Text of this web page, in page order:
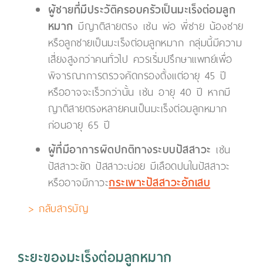
ผู้ชายที่มีประวัติครอบครัวเป็นมะเร็งต่อมลูก
หมาก มีญาติสายตรง เช่น พ่อ พี่ชาย น้องชาย
หรือลูกชายเป็นมะเร็งต่อมลูกหมาก กลุ่มนี้มีความ
เสี่ยงสูงกว่าคนทั่วไป ควรเริ่มปรึกษาแพทย์เพื่อ
พิจารณาการตรวจคัดกรองตั้งแต่อายุ 45 ปี
หรืออาจจะเร็วกว่านั้น เช่น อายุ 40 ปี หากมี
ญาติสายตรงหลายคนเป็นมะเร็งต่อมลูกหมาก
ก่อนอายุ 65 ปี
ผู้ที่มีอาการผิดปกติทางระบบปัสสาวะ เช่น
ปัสสาวะขัด ปัสสาวะบ่อย มีเลือดปนในปัสสาวะ
หรืออาจมีภาวะกระเพาะปัสสาวะอักเสบ
> กลับสารบัญ
ระยะของมะเร็งต่อมลูกหมาก